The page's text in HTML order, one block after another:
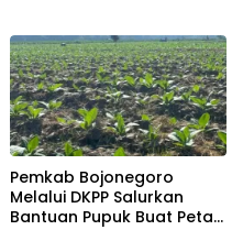
Pemkab Bojonegoro
Melalui DKPP Salurkan
Bantuan Pupuk Buat Petani